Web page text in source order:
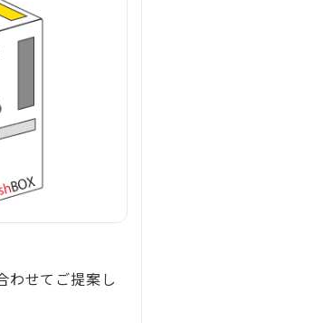
わせてご提案し